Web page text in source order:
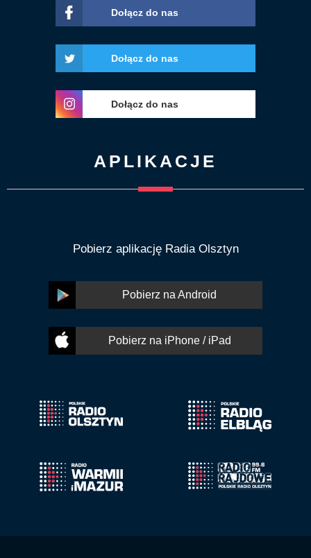
Dołącz do nas
Dołącz do nas
Dołącz do nas
APLIKACJE
Pobierz aplikację Radia Olsztyn
Pobierz na Android
Pobierz na iPhone / iPad